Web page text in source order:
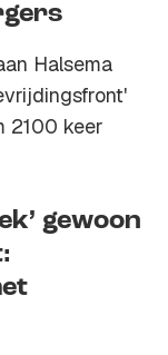
Halsema
2100 keer
gewoon